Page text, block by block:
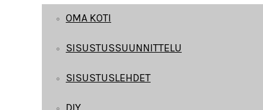
OMA KOTI
SISUSTUSSUUNNITTELU
SISUSTUSLEHDET